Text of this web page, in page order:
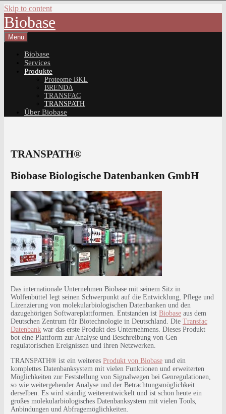
Skip to content
Biobase
Menu
Biobase
Services
Produkte
Proteome BKL
BRENDA
TRANSFAC
TRANSPATH
Über Biobase
TRANSPATH®
Biobase Biologische Datenbanken GmbH
Das internationale Unternehmen Biobase mit seinem Sitz in
Wolfenbüttel legt seinen Schwerpunkt auf die Entwicklung, Pflege und
Lizenzierung von molekularbiologischen Datenbanken und den
dazugehörigen Softwareplattformen. Entstanden ist Biobaseaus dem
Deutschen Zentrum für Biotechnologie in Deutschland. Die Transfac
Datenbankwar das erste Produkt des Unternehmens. Dieses Produkt
bot eine Plattform zur Analyse und Beschreibung von Gen
regulatorischen Ereignissen und ihren Netzwerken.
TRANSPATH® ist ein weiteres Produkt von Biobaseund ein
komplettes Datenbanksystem mit vielen Funktionen und erweiterten
Möglichkeiten zur Feststellung von Signalwegen bei Genregulationen,
so wie weitergehender Analyse und der Betrachtungsmöglichkeit
derselben. Es wird ständig weiterentwickelt und ist schon heute ein
großes molekularbiologisches Datenbanksystem mit vielen Tools,
Anbindungen und Abfragemöglichkeiten.